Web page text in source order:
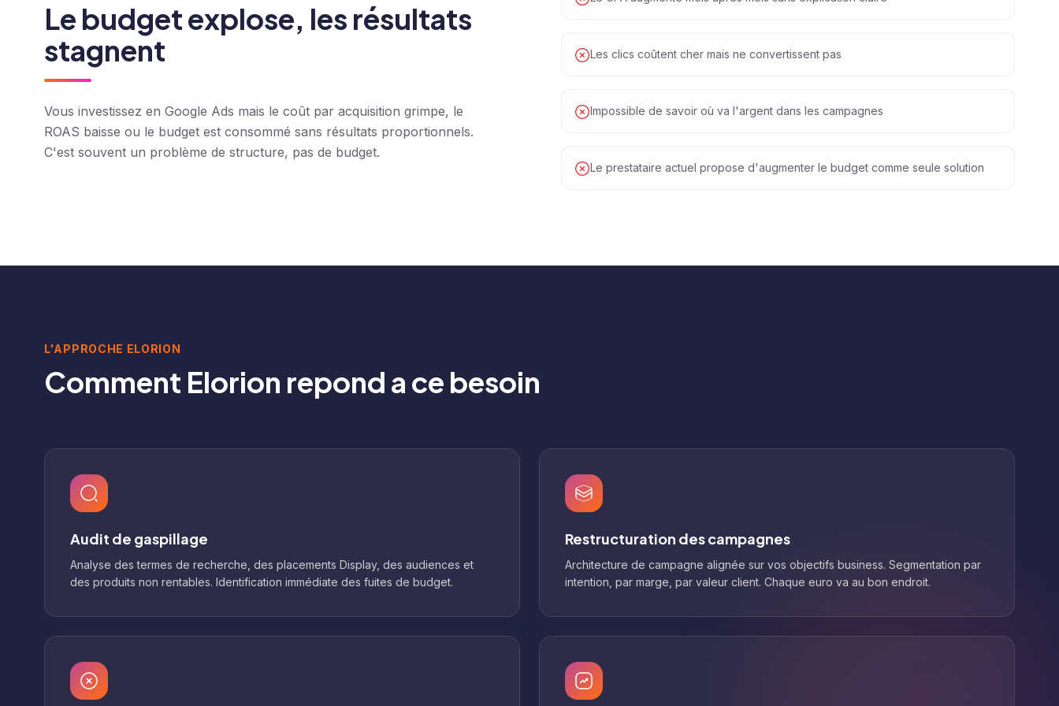
Le budget explose, les résultats
stagnent
Vous investissez en Google Ads mais le coût par acquisition grimpe, le
ROAS baisse ou le budget est consommé sans résultats proportionnels.
C'est souvent un problème de structure, pas de budget.
Les clics coûtent cher mais ne convertissent pas
Impossible de savoir où va l'argent dans les campagnes
Le prestataire actuel propose d'augmenter le budget comme seule solution
L'APPROCHE ELORION
Comment Elorion repond a ce besoin
Audit de gaspillage
Analyse des termes de recherche, des placements Display, des audiences et
des produits non rentables. Identification immédiate des fuites de budget.
Restructuration des campagnes
Architecture de campagne alignée sur vos objectifs business. Segmentation par
intention, par marge, par valeur client. Chaque euro va au bon endroit.